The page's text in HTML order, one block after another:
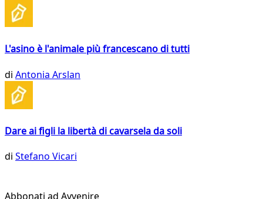
L'asino è l'animale più francescano di tutti
di Antonia Arslan
Dare ai figli la libertà di cavarsela da soli
di Stefano Vicari
Abbonati ad Avvenire